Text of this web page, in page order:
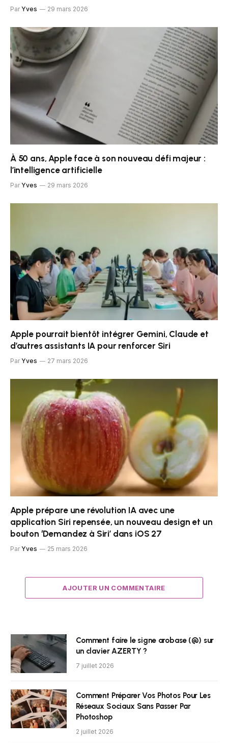
Par Yves 29 mars 2026
À 50 ans, Apple face à son nouveau défi majeur :
l’intelligence artificielle
Par Yves 29 mars 2026
Apple pourrait bientôt intégrer Gemini, Claude et
d’autres assistants IA pour renforcer Siri
Par Yves 27 mars 2026
Apple prépare une révolution IA avec une
application Siri repensée, un nouveau design et un
bouton ‘Demandez à Siri’ dans iOS 27
Par Yves 25 mars 2026
AJOUTER UN COMMENTAIRE
Comment faire le signe arobase (@) sur
un clavier AZERTY ?
7 juillet 2026
Comment Préparer Vos Photos Pour Les
Réseaux Sociaux Sans Passer Par
Photoshop
2 juillet 2026